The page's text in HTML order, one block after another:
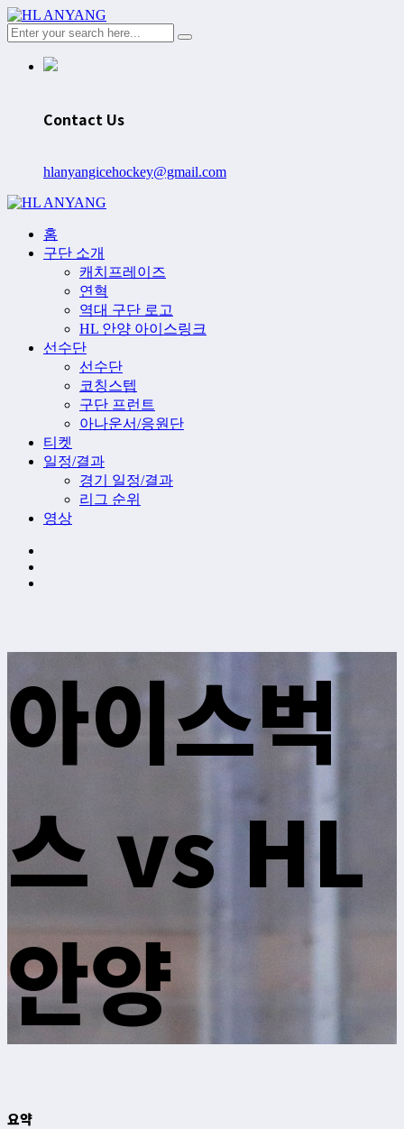
Contact Us
hlanyangicehockey@gmail.com
홈
구단 소개
캐치프레이즈
연혁
역대 구단 로고
HL 안양 아이스링크
선수단
선수단
코칭스텝
구단 프런트
아나운서/응원단
티켓
일정/결과
경기 일정/결과
리그 순위
영상
아이스벅
스 vs HL
안양
요약